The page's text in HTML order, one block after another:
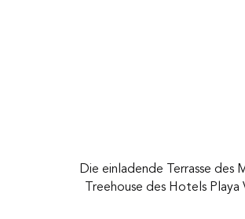
Die einladende Terrasse des
Treehouse des Hotels Playa